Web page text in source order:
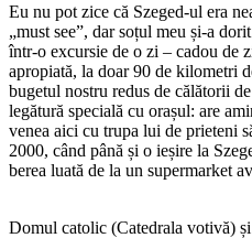
Eu nu pot zice că Szeged-ul era
„must see”, dar soțul meu și-a
într-o excursie de o zi – cadou de
apropiată, la doar 90 de kilometri
bugetul nostru redus de călătorii
legătură specială cu orașul: are
venea aici cu trupa lui de prieteni
2000, când până și o ieșire la
berea luată de la un supermarket
Domul catolic (Catedrala votivă)